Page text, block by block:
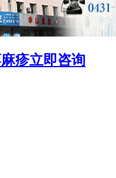
疹立即咨询